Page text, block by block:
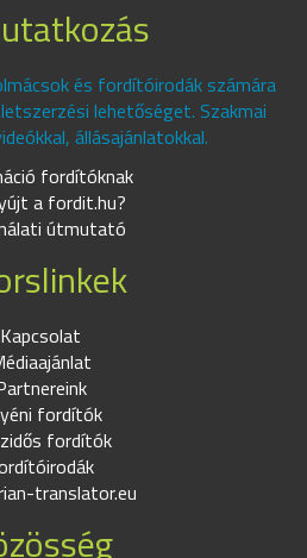
és fordítóirodák számára
lehetőséget. Szakmai
állásajánlatokkal.
fordítóknak
a fordit.hu?
útmutató
Kapcsolat
fordítók
fordítók
translator.eu